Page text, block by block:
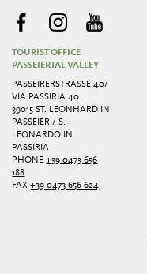
TOURIST OFFICE
PASSEIERTAL VALLEY
PASSEIRERSTRASSE 40/ V
IA PASSIRIA 40
39015 ST. LEONHARD IN
PASSEIER / S.
LEONARDO IN
PASSIRIA
PHONE+39 0473 656
188
FAX+39 0473 656 624